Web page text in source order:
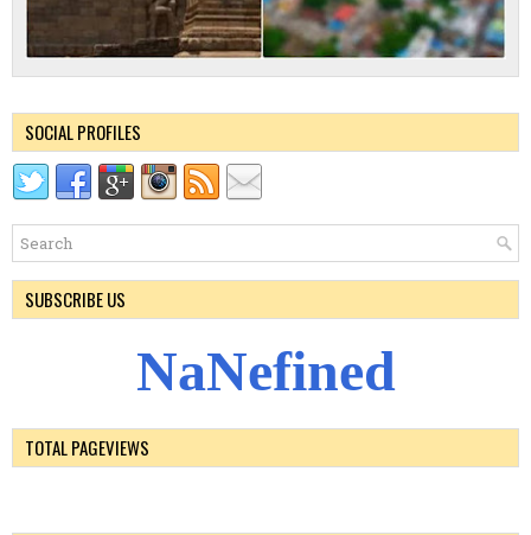
SOCIAL PROFILES
SUBSCRIBE US
NaNefined
TOTAL PAGEVIEWS